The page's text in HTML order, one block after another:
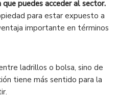
puedes acceder al sector.
para estar expuesto a
importante en términos
ladrillos o bolsa, sino de
tiene más sentido para la